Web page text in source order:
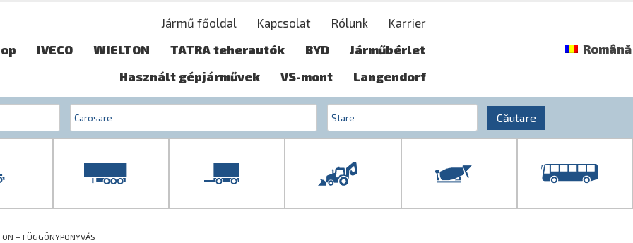
Jármű főoldal Kapcsolat Rólunk
Karrier
IVECO WIELTON TATRA teherautók BYD
Járműbérlet
Használt gépjárművek
VS-mont Langendorf
Română
Căutare
– FÜGGÖNYPONYVÁS